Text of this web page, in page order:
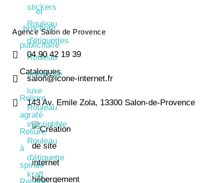
Catalogues
Reliure
agrafé
Reliure
à
spirale
stickers
Rouleau
d'étiquettes
Rouleau
finition de
luxe
Rouleau
inscriptible
Rouleau
d'étiquette
kraft
Agence Salon de Provence
04 90 42 19 39
salon@icone-internet.fr
143 Av. Emile Zola, 13300 Salon-de-Provence